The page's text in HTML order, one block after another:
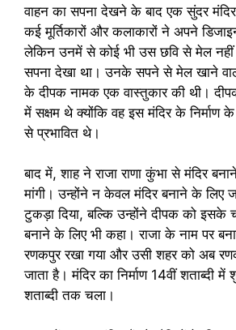
वाहन का सपना देखने के बाद एक सुंदर मंदिर
कई मूर्तिकारों और कलाकारों ने अपने
लेकिन उनमें से कोई भी उस छवि से मेल
सपना देखा था। उनके सपने से मेल खाने
के दीपक नामक एक वास्तुकार की थी।
में सक्षम थे क्योंकि वह इस मंदिर के निर्माण
से प्रभावित थे।
बाद में, शाह ने राजा राणा कुंभा से मंदिर
मांगी। उन्होंने न केवल मंदिर बनाने के लिए
टुकड़ा दिया, बल्कि उन्होंने दीपक को इसके
बनाने के लिए भी कहा। राजा के नाम पर
रणकपुर रखा गया और उसी शहर को अब
जाता है। मंदिर का निर्माण 14वीं शताब्दी
शताब्दी तक चला।